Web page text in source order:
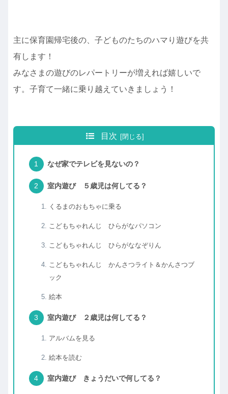
主に保育園帰宅後の、子どものたちのハマり遊びを共
有します！
みなさまの遊びのレパートリーが増えれば嬉しいで
す。子育て一緒に乗り越えていきましょう！
目次
なぜ家でテレビを見ないの？
室内遊び ５歳児は何してる？
くるまのおもちゃに乗る
こどもちゃれんじ ひらがなパソコン
こどもちゃれんじ ひらがななぞりん
こどもちゃれんじ かんさつライト＆かんさつブ
ック
絵本
室内遊び ２歳児は何してる？
アルバムを見る
絵本を読む
室内遊び きょうだいで何してる？